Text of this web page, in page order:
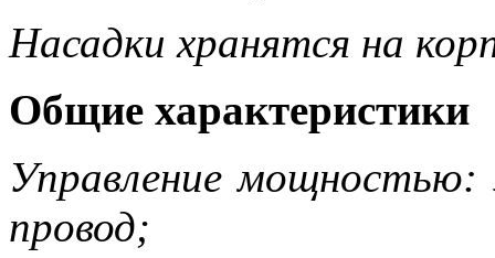
Насадки хранятся на
Общие характеристики
Управление мощностью:
провод;